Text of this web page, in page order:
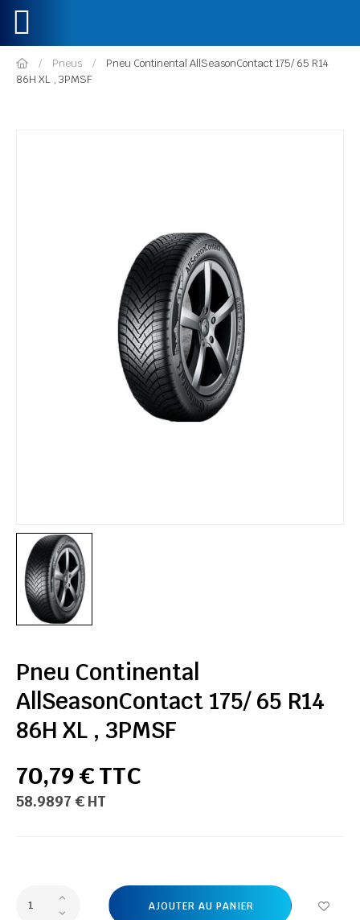
Pneus
Pneu Continental AllSeasonContact 175/ 65 R14
86H XL , 3PMSF
Pneu Continental
AllSeasonContact 175/ 65 R14
86H XL , 3PMSF
70,79 € TTC
58.9897 € HT
AJOUTER AU PANIER